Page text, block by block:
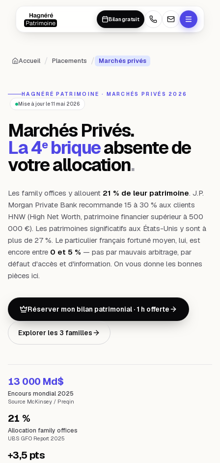
Bilan gratuit
Accueil / Placements / Marchés privés
HAGNÉRÉ PATRIMOINE · MARCHÉS PRIVÉS 2026
Mise à jour le 11 mai 2026
Marchés Privés.
La 4ebriqueabsente de
votre allocation.
Les family offices y allouent 21 % de leur patrimoine. J.P.
Morgan Private Bank recommande 15 à 30 % aux clients
HNW (High Net Worth, patrimoine financier supérieur à 500
000 €). Les patrimoines significatifs aux États-Unis y sont à
plus de 27 %. Le particulier français fortuné moyen, lui, est
encore entre 0 et 5 % — pas par mauvais arbitrage, par
défaut d'accès et d'information. On vous donne les bonnes
pièces ici.
Réserver mon bilan patrimonial · 1 h offerte
Explorer les 3 familles
13 000 Md$
Encours mondial 2025
Source McKinsey / Preqin
21 %
Allocation family offices
UBS GFO Report 2025
+3,5 pts